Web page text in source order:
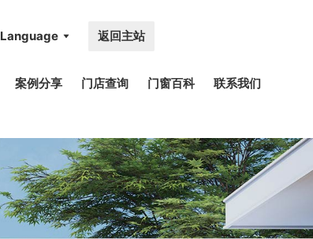
案例分享 门店查询 门窗百科 联系我们
Language 返回主站